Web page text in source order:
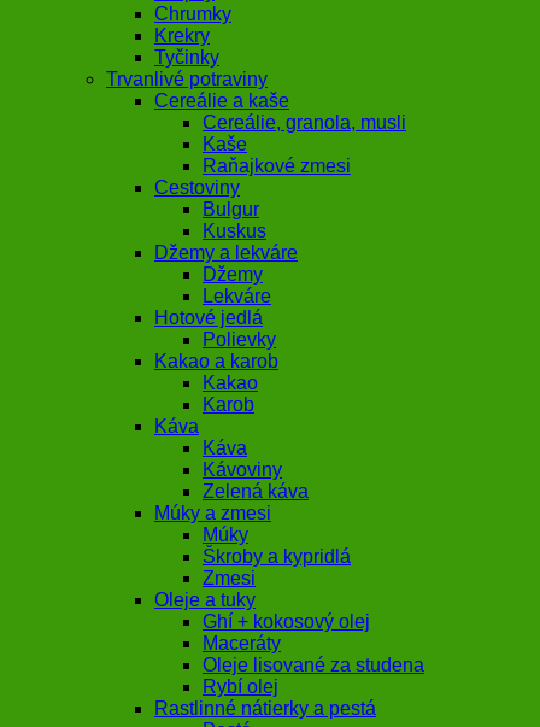
Chrumky
Krekry
Tyčinky
Trvanlivé potraviny
Cereálie a kaše
Cereálie, granola, musli
Kaše
Raňajkové zmesi
Cestoviny
Bulgur
Kuskus
Džemy a lekváre
Džemy
Lekváre
Hotové jedlá
Polievky
Kakao a karob
Kakao
Karob
Káva
Káva
Kávoviny
Zelená káva
Múky a zmesi
Múky
Škroby a kypridlá
Zmesi
Oleje a tuky
Ghí + kokosový olej
Maceráty
Oleje lisované za studena
Rybí olej
Rastlinné nátierky a pestá